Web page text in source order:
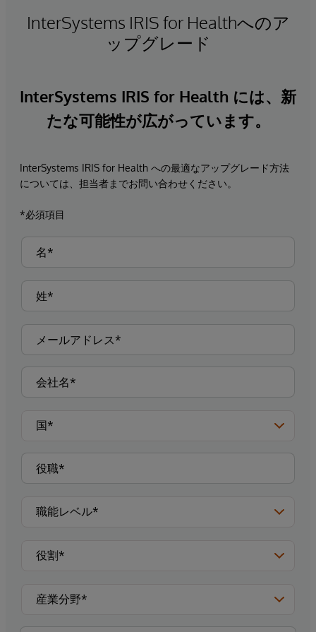
InterSystems IRIS for Healthへのア
ップグレード
InterSystems IRIS for Health には、新
たな可能性が広がっています。
InterSystems IRIS for Health への最適なアップグレード方法
については、担当者までお問い合わせください。
*必須項目